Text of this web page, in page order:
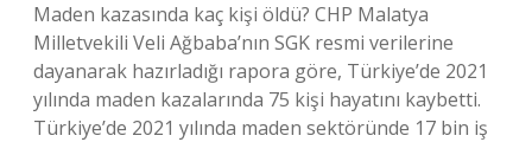
Maden kazasında kaç kişi öldü? CHP Malatya
Milletvekili Veli Ağbaba’nın SGK resmi verilerine
dayanarak hazırladığı rapora göre, Türkiye’de 2021
yılında maden kazalarında 75 kişi hayatını kaybetti.
Türkiye’de 2021 yılında maden sektöründe 17 bin iş